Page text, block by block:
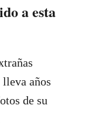
a esta
años
de su